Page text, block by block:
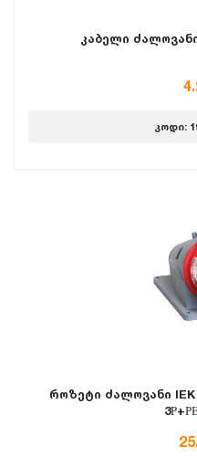
კაბელი ძალოვანი
კოდი:
როზეტი ძალოვანი IEK